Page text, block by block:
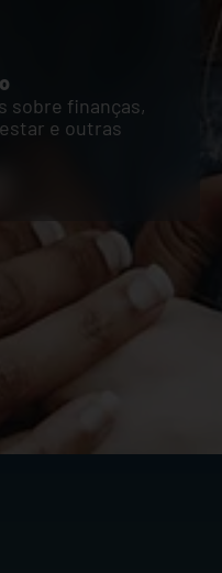
sobre finanças,
e outras